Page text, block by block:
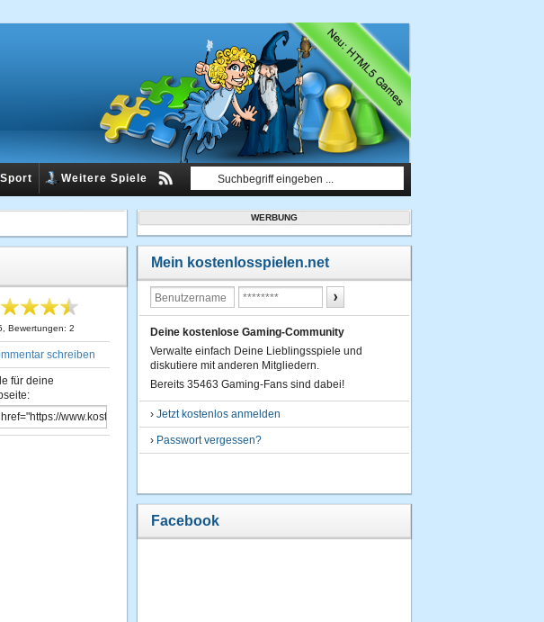
Sport Weitere Spiele
, Bewertungen: 2
schreiben
für deine
WERBUNG
Mein kostenlosspielen.net
Deine kostenlose Gaming-Community
Verwalte einfach Deine Lieblingsspiele und
diskutiere mit anderen Mitgliedern.
Bereits 35463 Gaming-Fans sind dabei!
› Jetzt kostenlos anmelden
› Passwort vergessen?
Facebook